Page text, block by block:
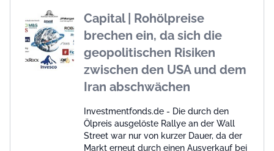
Capital | Rohölpreise
brechen ein, da sich die
geopolitischen Risiken
zwischen den USA und dem
Iran abschwächen
Investmentfonds.de - Die durch den
Ölpreis ausgelöste Rallye an der Wall
Street war nur von kurzer Dauer, da der
Markt erneut durch einen Ausverkauf bei